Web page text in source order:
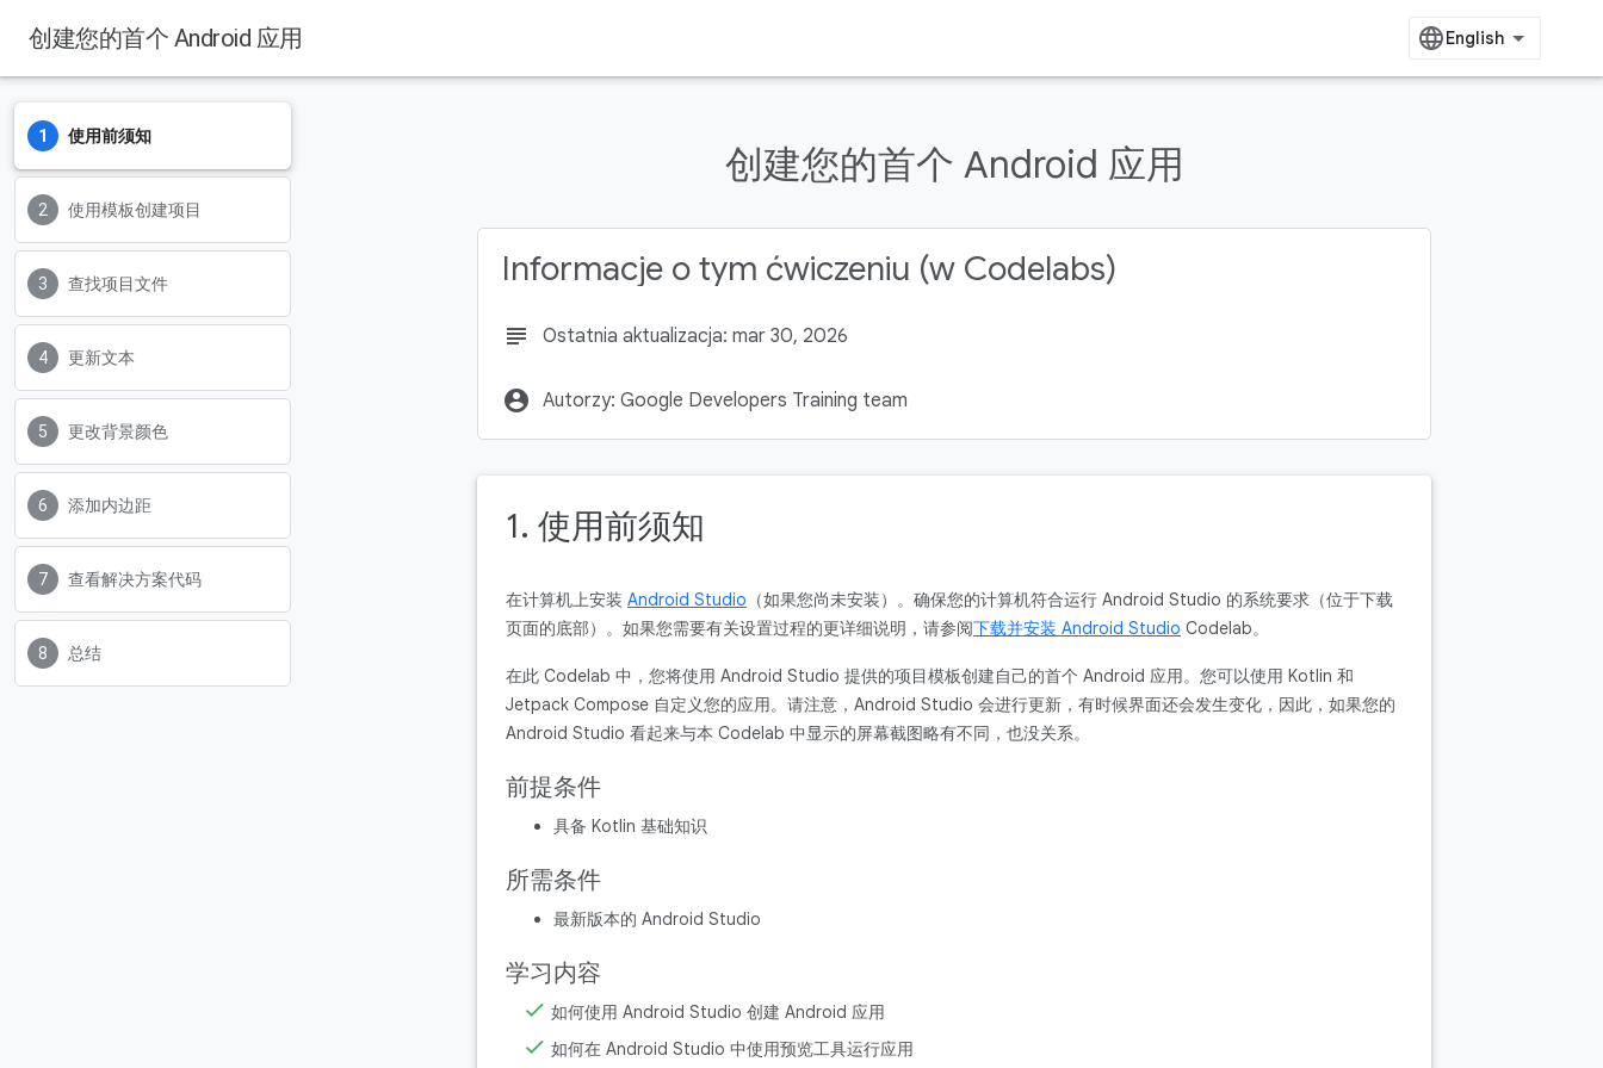
创建您的首个 Android 应用
使用前须知
使用模板创建项目
查找项目文件
更新文本
更改背景颜色
添加内边距
查看解决方案代码
总结
创建您的首个 Android 应用
Informacje o tym ćwiczeniu (w Codelabs)
subject Ostatnia aktualizacja: mar 30, 2026
account_circle Autorzy: Google Developers Training team
1. 使用前须知
在计算机上安装 Android Studio （如果您尚未安装）。确保您的计算机符合运行 Android Studio 的系统要求（位于下载
页面的底部）。如果您需要有关设置过程的更详细说明，请参阅下载并安装 Android Studio Codelab。
在此 Codelab 中，您将使用 Android Studio 提供的项目模板创建自己的首个 Android 应用。您可以使用 Kotlin 和
Jetpack Compose 自定义您的应用。请注意，Android Studio 会进行更新，有时候界面还会发生变化，因此，如果您的
Android Studio 看起来与本 Codelab 中显示的屏幕截图略有不同，也没关系。
前提条件
具备 Kotlin 基础知识
所需条件
最新版本的 Android Studio
学习内容
如何使用 Android Studio 创建 Android 应用
如何在 Android Studio 中使用预览工具运行应用